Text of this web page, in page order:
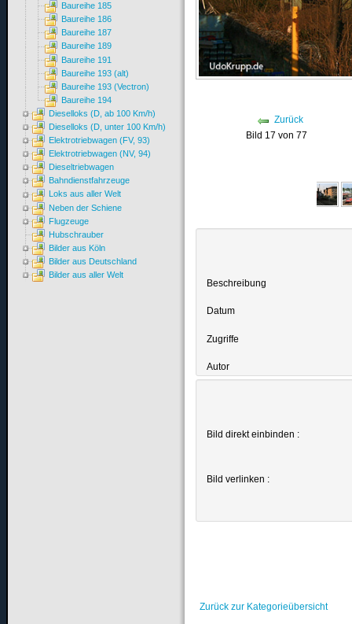
Zurück
Bild 17 von 77
Beschreibung
Datum
Zugriffe
Autor
Bild direkt einbinden :
Bild verlinken :
Zurück zur Kategorieübersicht
Baureihe 185
Baureihe 186
Baureihe 187
Baureihe 189
Baureihe 191
Baureihe 193 (alt)
Baureihe 193 (Vectron)
Baureihe 194
Dieselloks (D, ab 100 Km/h)
Dieselloks (D, unter 100 Km/h)
Elektrotriebwagen (FV, 93)
Elektrotriebwagen (NV, 94)
Dieseltriebwagen
Bahndienstfahrzeuge
Loks aus aller Welt
Neben der Schiene
Flugzeuge
Hubschrauber
Bilder aus Köln
Bilder aus Deutschland
Bilder aus aller Welt